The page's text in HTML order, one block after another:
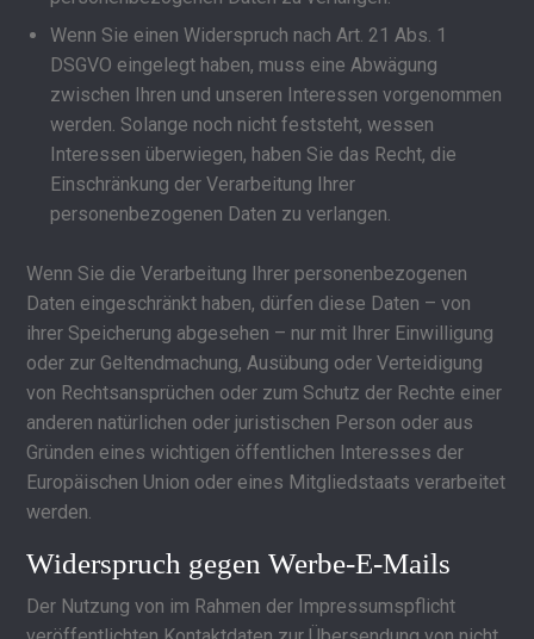
Wenn Sie einen Widerspruch nach Art. 21 Abs. 1
DSGVO eingelegt haben, muss eine Abwägung
zwischen Ihren und unseren Interessen vorgenommen
werden. Solange noch nicht feststeht, wessen
Interessen überwiegen, haben Sie das Recht, die
Einschränkung der Verarbeitung Ihrer
personenbezogenen Daten zu verlangen.
Wenn Sie die Verarbeitung Ihrer personenbezogenen
Daten eingeschränkt haben, dürfen diese Daten – von
ihrer Speicherung abgesehen – nur mit Ihrer Einwilligung
oder zur Geltendmachung, Ausübung oder Verteidigung
von Rechtsansprüchen oder zum Schutz der Rechte einer
anderen natürlichen oder juristischen Person oder aus
Gründen eines wichtigen öffentlichen Interesses der
Europäischen Union oder eines Mitgliedstaats verarbeitet
werden.
Widerspruch gegen Werbe-E-Mails
Der Nutzung von im Rahmen der Impressumspflicht